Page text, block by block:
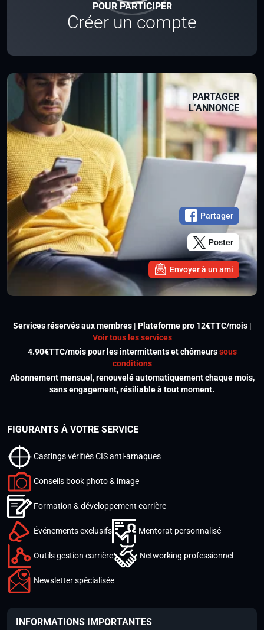
POUR PARTICIPER
Créer un compte
PARTAGER
L’ANNONCE
Partager
Poster
Envoyer à un ami
Services réservés aux membres | Plateforme pro 12€TTC/mois |
Voir tous les services
4.90€TTC/mois pour les intermittents et chômeurssous
conditions
Abonnement mensuel, renouvelé automatiquement chaque mois,
sans engagement, résiliable à tout moment.
FIGURANTS À VOTRE SERVICE
Castings vérifiés CIS anti-arnaques
Conseils book photo & image
Formation & développement carrière
Événements exclusifs Mentorat personnalisé
Outils gestion carrière Networking professionnel
Newsletter spécialisée
INFORMATIONS IMPORTANTES